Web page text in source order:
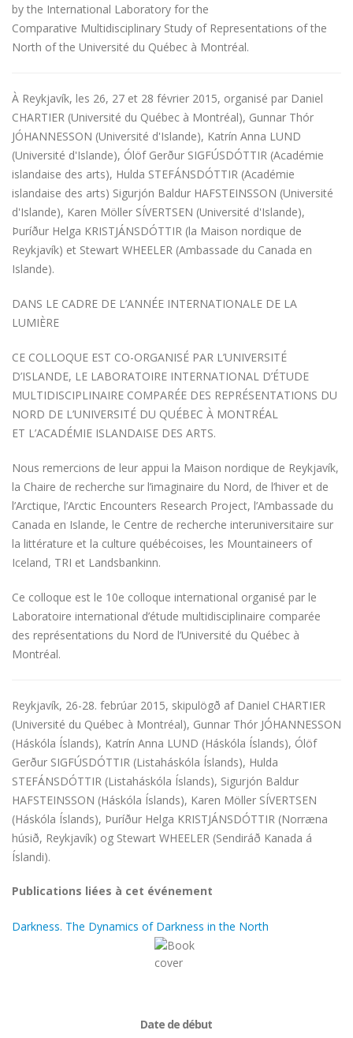
by the International Laboratory for the
Comparative Multidisciplinary Study of Representations of the
North of the Université du Québec à Montréal.
À Reykjavík, les 26, 27 et 28 février 2015, organisé par Daniel
CHARTIER (Université du Québec à Montréal), Gunnar Thór
JÓHANNESSON (Université d'Islande), Katrín Anna LUND
(Université d'Islande), Ólöf Gerður SIGFÚSDÓTTIR (Académie
islandaise des arts), Hulda STEFÁNSDÓTTIR (Académie
islandaise des arts) Sigurjón Baldur HAFSTEINSSON (Université
d'Islande), Karen Möller SÍVERTSEN (Université d'Islande),
Þuríður Helga KRISTJÁNSDÓTTIR (la Maison nordique de
Reykjavík) et Stewart WHEELER (Ambassade du Canada en
Islande).
DANS LE CADRE DE L’ANNÉE INTERNATIONALE DE LA
LUMIÈRE
CE COLLOQUE EST CO-ORGANISÉ PAR L’UNIVERSITÉ
D’ISLANDE, LE LABORATOIRE INTERNATIONAL D’ÉTUDE
MULTIDISCIPLINAIRE COMPARÉE DES REPRÉSENTATIONS DU
NORD DE L’UNIVERSITÉ DU QUÉBEC À MONTRÉAL
ET L’ACADÉMIE ISLANDAISE DES ARTS.
Nous remercions de leur appui la Maison nordique de Reykjavík,
la Chaire de recherche sur l’imaginaire du Nord, de l’hiver et de
l’Arctique, l’Arctic Encounters Research Project, l’Ambassade du
Canada en Islande, le Centre de recherche interuniversitaire sur
la littérature et la culture québécoises, les Mountaineers of
Iceland, TRI et Landsbankinn.
Ce colloque est le 10e colloque international organisé par le
Laboratoire international d’étude multidisciplinaire comparée
des représentations du Nord de l’Université du Québec à
Montréal.
Reykjavík, 26-28. febrúar 2015, skipulögð af Daniel CHARTIER
(Université du Québec à Montréal), Gunnar Thór JÓHANNESSON
(Háskóla Íslands), Katrín Anna LUND (Háskóla Íslands), Ólöf
Gerður SIGFÚSDÓTTIR (Listaháskóla Íslands), Hulda
STEFÁNSDÓTTIR (Listaháskóla Íslands), Sigurjón Baldur
HAFSTEINSSON (Háskóla Íslands), Karen Möller SÍVERTSEN
(Háskóla Íslands), Þuríður Helga KRISTJÁNSDÓTTIR (Norræna
húsið, Reykjavík) og Stewart WHEELER (Sendiráð Kanada á
Íslandi).
Publications liées à cet événement
Darkness. The Dynamics of Darkness in the North
Date de début